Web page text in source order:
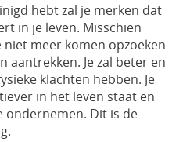
hebt zal je merken dat
in je leven. Misschien
meer komen opzoeken
aantrekken. Je zal beter en
klachten hebben. Je
in het leven staat en
ondernemen. Dit is de